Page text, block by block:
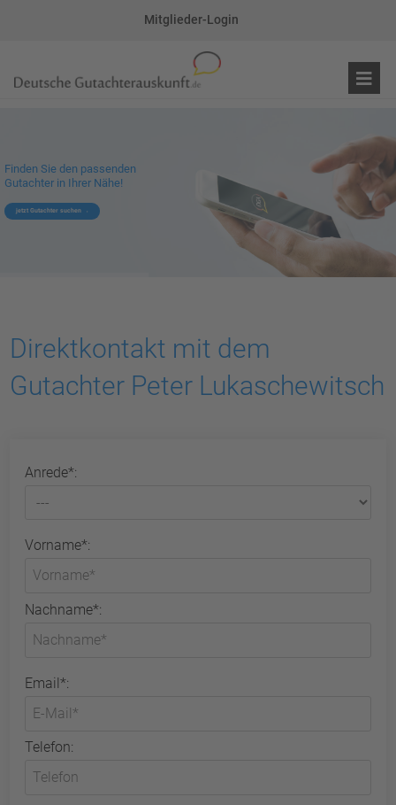
Mitglieder-Login
Finden Sie den passenden
Gutachter in Ihrer Nähe!
jetzt Gutachter suchen
Direktkontakt mit dem
Gutachter Peter Lukaschewitsch
Anrede*:
Vorname*:
Nachname*:
Email*:
Telefon: